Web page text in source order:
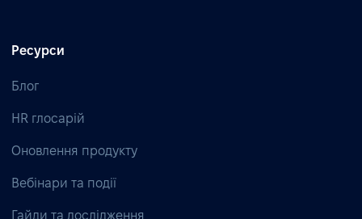
Ресурси
Блог
HR глосарій
Оновлення продукту
Вебінари та події
Гайди та дослідження